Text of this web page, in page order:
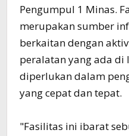
Pengumpul 1 Minas.
merupakan sumber
berkaitan dengan
peralatan yang ada di
diperlukan dalam
yang cepat dan tepat.
"Fasilitas ini ibarat